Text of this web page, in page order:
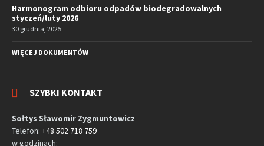
Harmonogram odbioru odpadów biodegradowalnych
styczeń/luty 2026
30 grudnia, 2025
WIĘCEJ DOKUMENTÓW
SZYBKI KONTAKT
Sołtys Sławomir Zygmuntowicz
Telefon: +48 502 718 759
w godzinach: